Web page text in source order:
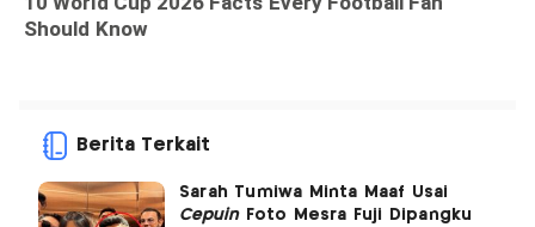
Berita Terkait
Sarah Tumiwa Minta Maaf Usai
CepuinFoto Mesra Fuji Dipangku